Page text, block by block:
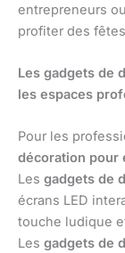
entrepreneurs
profiter des
Les gadgets de
les espaces
Pour les
décoration pour
Les gadgets de
écrans LED
touche ludique
Les gadgets de